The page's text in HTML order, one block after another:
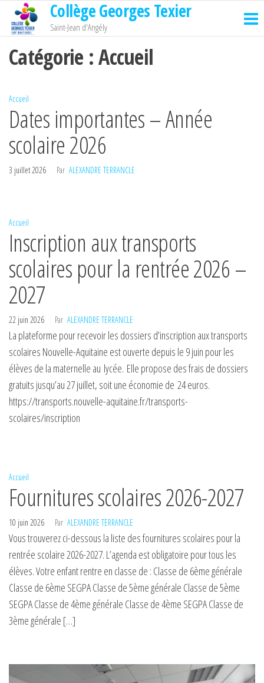
Passer
contenu
Collège Georges Texier
Saint-Jean d'Angély
Catégorie :Accueil
Accueil
Dates importantes – Année
scolaire 2026
3 juillet 2026 Par ALEXANDRE TERRANCLE
Accueil
Inscription aux transports
scolaires pour la rentrée 2026 –
2027
22 juin 2026 Par ALEXANDRE TERRANCLE
La plateforme pour recevoir les dossiers d’inscription aux transports
scolaires Nouvelle-Aquitaine est ouverte depuis le 9 juin pour les
élèves de la maternelle au lycée. Elle propose des frais de dossiers
gratuits jusqu’au 27 juillet, soit une économie de 24 euros.
https://transports.nouvelle-aquitaine.fr/transports-
scolaires/inscription
Accueil
Fournitures scolaires 2026-2027
10 juin 2026 Par ALEXANDRE TERRANCLE
Vous trouverez ci-dessous la liste des fournitures scolaires pour la
rentrée scolaire 2026-2027. L’agenda est obligatoire pour tous les
élèves. Votre enfant rentre en classe de : Classe de 6ème générale
Classe de 6ème SEGPA Classe de 5ème générale Classe de 5ème
SEGPA Classe de 4ème générale Classe de 4ème SEGPA Classe de
3ème générale […]